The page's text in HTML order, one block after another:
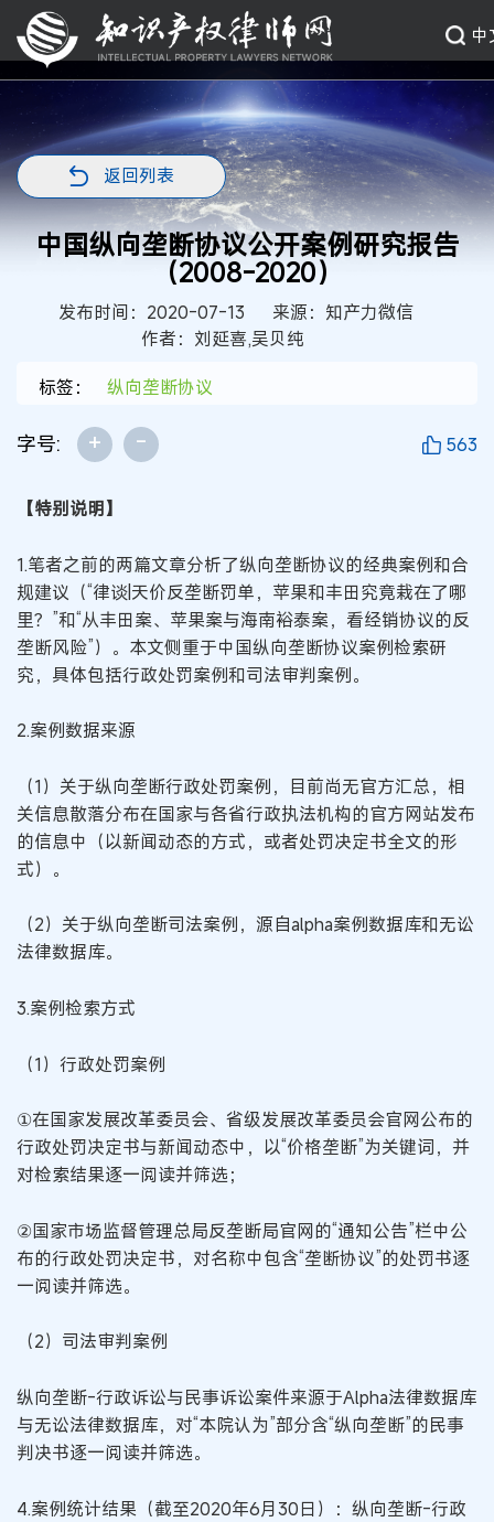
中
返回列表
中国纵向垄断协议公开案例研究报告
（2008-2020）
发布时间：2020-07-13
来源：知产力微信
作者：刘延喜,吴贝纯
标签：
纵向垄断协议
字号: + - 563
【特别说明】
1.笔者之前的两篇文章分析了纵向垄断协议的经典案例和合
规建议（“律谈|天价反垄断罚单，苹果和丰田究竟栽在了哪
里？”和“从丰田案、苹果案与海南裕泰案，看经销协议的反
垄断风险”）。本文侧重于中国纵向垄断协议案例检索研
究，具体包括行政处罚案例和司法审判案例。
2.案例数据来源
（1）关于纵向垄断行政处罚案例，目前尚无官方汇总，相
关信息散落分布在国家与各省行政执法机构的官方网站发布
的信息中（以新闻动态的方式，或者处罚决定书全文的形
式）。
（2）关于纵向垄断司法案例，源自alpha案例数据库和无讼
法律数据库。
3.案例检索方式
（1）行政处罚案例
①在国家发展改革委员会、省级发展改革委员会官网公布的
行政处罚决定书与新闻动态中，以“价格垄断”为关键词，并
对检索结果逐一阅读并筛选；
②国家市场监督管理总局反垄断局官网的“通知公告”栏中公
布的行政处罚决定书，对名称中包含“垄断协议”的处罚书逐
一阅读并筛选。
（2）司法审判案例
纵向垄断-行政诉讼与民事诉讼案件来源于Alpha法律数据库
与无讼法律数据库，对“本院认为”部分含“纵向垄断”的民事
判决书逐一阅读并筛选。
4.案例统计结果（截至2020年6月30日）：纵向垄断-行政